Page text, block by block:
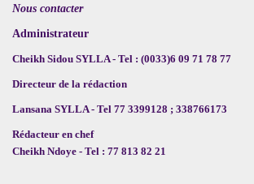
Nous contacter
Administrateur
Cheikh Sidou SYLLA - Tel : (0033)6 09 71 78 77
Directeur de la rédaction
Lansana SYLLA - Tel 77 3399128 ; 338766173
Rédacteur en chef
Cheikh Ndoye - Tel : 77 813 82 21